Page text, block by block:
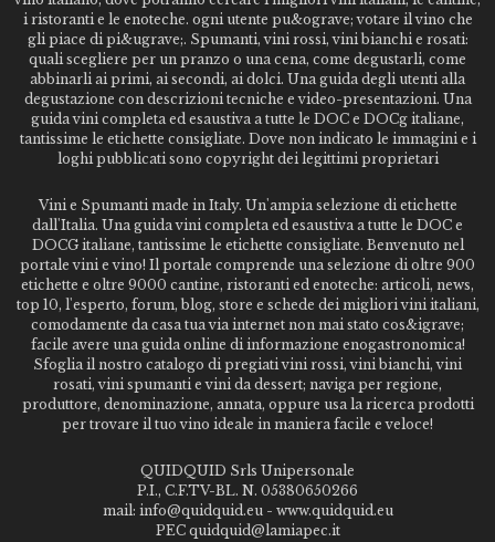
i ristoranti e le enoteche. ogni utente pu&ograve; votare il vino che
gli piace di pi&ugrave;. Spumanti, vini rossi, vini bianchi e rosati:
quali scegliere per un pranzo o una cena, come degustarli, come
abbinarli ai primi, ai secondi, ai dolci. Una guida degli utenti alla
degustazione con descrizioni tecniche e video-presentazioni. Una
guida vini completa ed esaustiva a tutte le DOC e DOCg italiane,
tantissime le etichette consigliate. Dove non indicato le immagini e i
loghi pubblicati sono copyright dei legittimi proprietari
Vini e Spumanti made in Italy. Un'ampia selezione di etichette
dall'Italia. Una guida vini completa ed esaustiva a tutte le DOC e
DOCG italiane, tantissime le etichette consigliate. Benvenuto nel
portale vini e vino! Il portale comprende una selezione di oltre 900
etichette e oltre 9000 cantine, ristoranti ed enoteche: articoli, news,
top 10, l'esperto, forum, blog, store e schede dei migliori vini italiani,
comodamente da casa tua via internet non mai stato cos&igrave;
facile avere una guida online di informazione enogastronomica!
Sfoglia il nostro catalogo di pregiati vini rossi, vini bianchi, vini
rosati, vini spumanti e vini da dessert; naviga per regione,
produttore, denominazione, annata, oppure usa la ricerca prodotti
per trovare il tuo vino ideale in maniera facile e veloce!
QUIDQUID Srls Unipersonale
P.I., C.F.TV-BL. N. 05380650266
mail: info@quidquid.eu - www.quidquid.eu
PEC quidquid@lamiapec.it